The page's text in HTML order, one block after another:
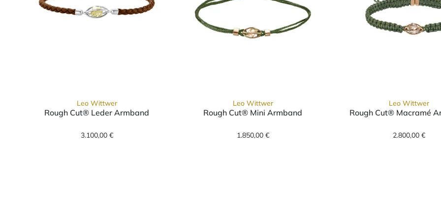
Leo Wittwer
Rough Cut® Leder Armband
3.100,00 €
Leo Wittwer
Rough Cut® Mini Armband
1.850,00 €
Leo Wittwer
Rough Cut® Macramé
2.800,00 €